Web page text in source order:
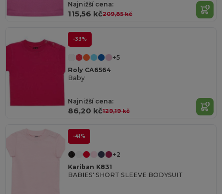
Najnižší cena:
115,56 kč209,85 kč
-33%
+5
Roly CA6564
Baby
Najnižší cena:
86,20 kč129,19 kč
-41%
+2
Kariban K831
BABIES' SHORT SLEEVE BODYSUIT